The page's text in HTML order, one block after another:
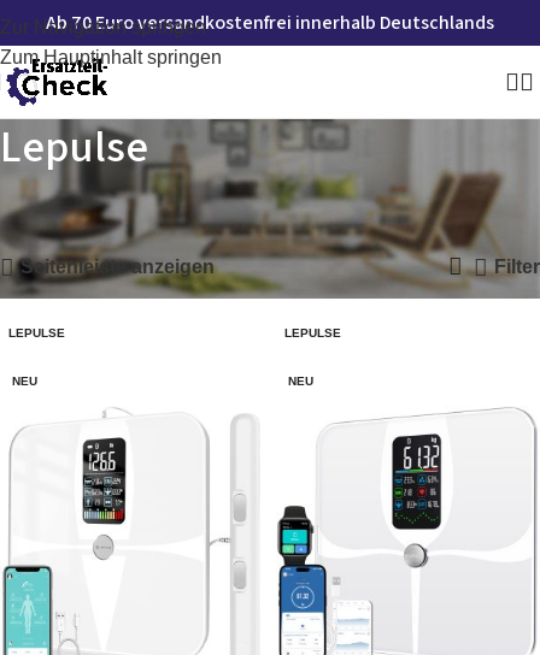
Zur Navigation springen
Zum Hauptinhalt springen
Ab 70 Euro versandkostenfrei innerhalb Deutschlands
Lepulse
Startseite» Lepulse Alle 4 Ergebnisse werden angezeigt
Seitenleiste anzeigen Filter
LEPULSE
NEU
LEPULSE
NEU